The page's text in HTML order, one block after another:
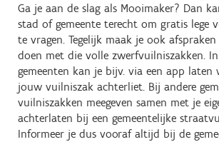
Ga je aan de slag als Mooimaker? Dan
stad of gemeente terecht om gratis lege
te vragen. Tegelijk maak je ook
doen met die volle zwerfvuilniszakken.
gemeenten kan je bijv. via een app laten
jouw vuilniszak achterliet. Bij andere
vuilniszakken meegeven samen met je
achterlaten bij een gemeentelijke
Informeer je dus vooraf altijd bij de